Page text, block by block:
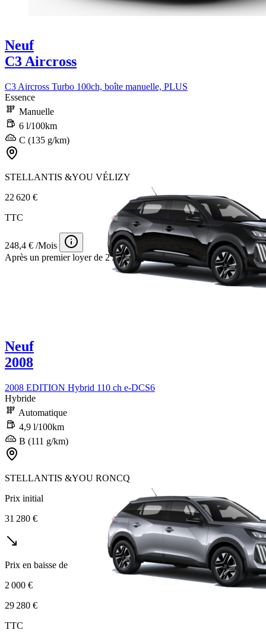
Neuf
C3 Aircross
C3 Aircross Turbo 100ch, boîte manuelle, PLUS
Essence
Manuelle
6 l/100km
C (135 g/km)
STELLANTIS &YOU VÉLIZY
22 620 €
TTC
248,4 € /Mois
Après un premier loyer de 2 500 €
Neuf
2008
2008 EDITION Hybrid 110 ch e-DCS6
Hybride
Automatique
4,9 l/100km
B (111 g/km)
STELLANTIS &YOU RONCQ
Prix initial
31 280 €
Prix en baisse de
2 000 €
29 280 €
TTC